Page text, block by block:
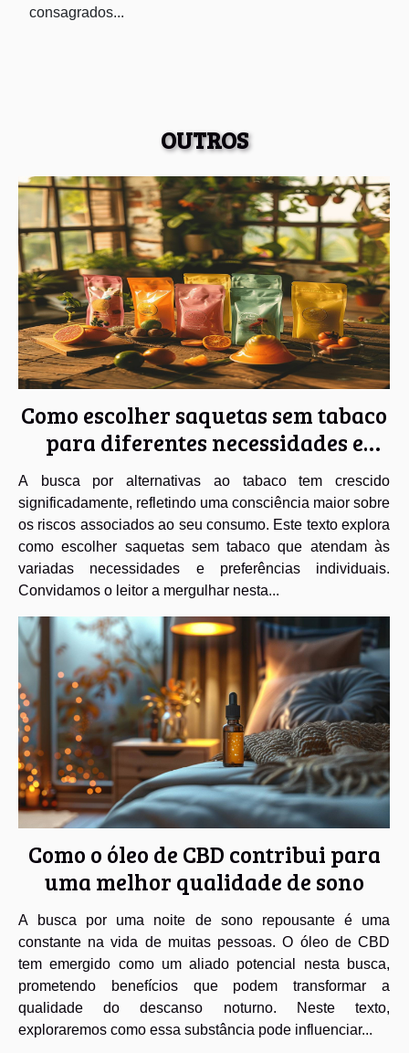
consagrados...
OUTROS
Como escolher saquetas sem tabaco
para diferentes necessidades e
preferências
A busca por alternativas ao tabaco tem crescido
significadamente, refletindo uma consciência maior sobre
os riscos associados ao seu consumo. Este texto explora
como escolher saquetas sem tabaco que atendam às
variadas necessidades e preferências individuais.
Convidamos o leitor a mergulhar nesta...
Como o óleo de CBD contribui para
uma melhor qualidade de sono
A busca por uma noite de sono repousante é uma
constante na vida de muitas pessoas. O óleo de CBD
tem emergido como um aliado potencial nesta busca,
prometendo benefícios que podem transformar a
qualidade do descanso noturno. Neste texto,
exploraremos como essa substância pode influenciar...